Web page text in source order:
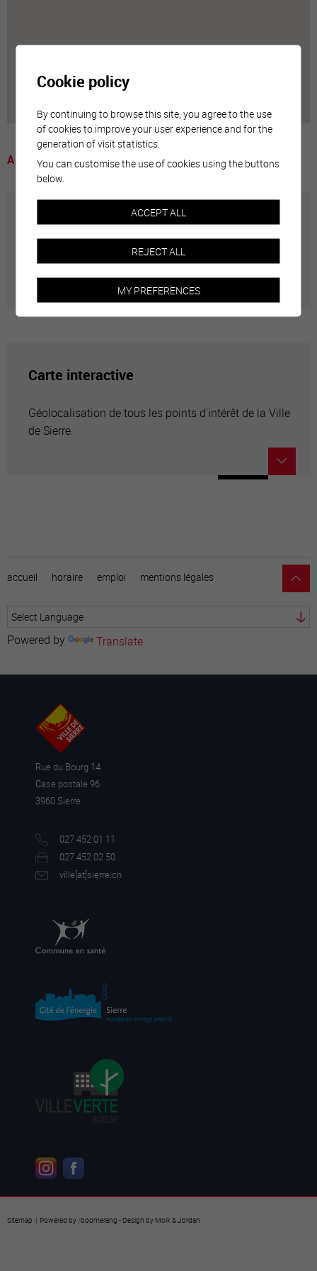
A voir
Annuaire communal
Adresses utiles en ville de Sierre
Carte interactive
Géolocalisation de tous les points d'intérêt de la Ville
de Sierre.
accueil horaire emploi mentions légales
Powered by Translate
Rue du Bourg 14
Case postale 96
3960 Sierre
027 452 01 11
027 452 02 50
ville[at]sierre.ch
Sitemap | Powered by/boomerang - Design by Molk & Jordan
Cookie policy
By continuing to browse this site, you agree to the use
of cookies to improve your user experience and for the
generation of visit statistics.
You can customise the use of cookies using the buttons
below.
ACCEPT ALL
REJECT ALL
MY PREFERENCES